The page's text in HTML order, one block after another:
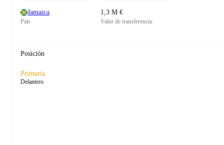
Jamaica
País
1,3 M €
Valor de transferencia
Posición
Primaria
Delantero